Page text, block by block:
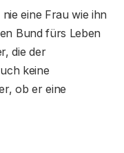
eine Frau wie ihn
Bund fürs Leben
die der
keine
ob er eine